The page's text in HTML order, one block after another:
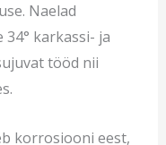
Naelad
karkassi- ja
tööd nii
korrosiooni eest,